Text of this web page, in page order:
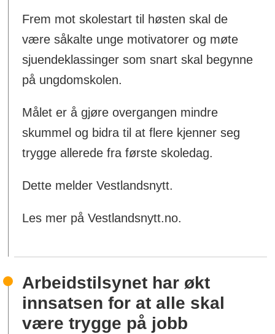
Frem mot skolestart til høsten skal de
være såkalte unge motivatorer og møte
sjuendeklassinger som snart skal begynne
på ungdomskolen.
Målet er å gjøre overgangen mindre
skummel og bidra til at flere kjenner seg
trygge allerede fra første skoledag.
Dette melder Vestlandsnytt.
Les mer på Vestlandsnytt.no.
Arbeidstilsynet har økt
innsatsen for at alle skal
være trygge på jobb